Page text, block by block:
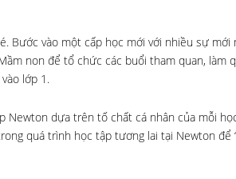
vào một cấp học mới với nhiều sự mới
non để tổ chức các buổi tham quan, làm
lớp 1.
Newton dựa trên tố chất cá nhân của mỗi
quá trình học tập tương lai tại Newton để